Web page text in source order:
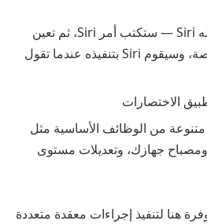
أي شيء يمكن أن يفعله Siri — ستكتب أمر Siri، ثم تعين
لهذا الأمر عبارة مخصصة، وسيقوم Siri بتنفيذه عندما تقول
الاختصارات
من الوظائف الأساسية مثل
جهازك، وتعديلات مستوى
هنا لتنفيذ إجراءات معقدة متعددة